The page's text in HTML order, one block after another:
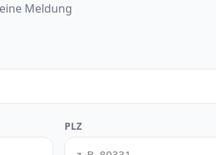
Meldung
PLZ